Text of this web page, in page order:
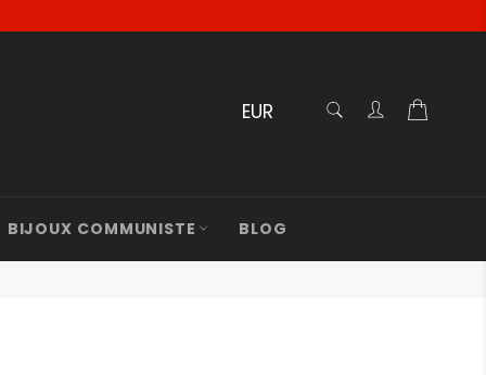
RECHERCHE
Recherche
BIJOUX COMMUNISTE BLOG